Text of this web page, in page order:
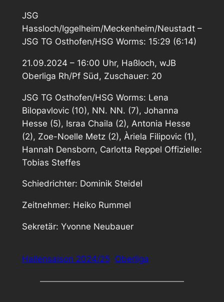
JSG
Hassloch/Iggelheim/Meckenheim/Neustadt –
JSG TG Osthofen/HSG Worms: 15:29 (6:14)
21.09.2024 – 16:00 Uhr, Haßloch, wJB
Oberliga Rh/Pf Süd, Zuschauer: 20
JSG TG Osthofen/HSG Worms: Lena
Bilopavlovic (10), NN. NN. (7), Johanna
Hesse (5), Israa Chaila (2), Antonia Hesse
(2), Zoe-Noelle Metz (2), Àriela Filipovic (1),
Hannah Densborn, Carlotta Reppel Offizielle:
Tobias Steffes
Schiedrichter: Dominik Steidel
Zeitnehmer: Heiko Rummel
Sekretär: Yvonne Neubauer
Hallensaison 2024/25 Oberliga